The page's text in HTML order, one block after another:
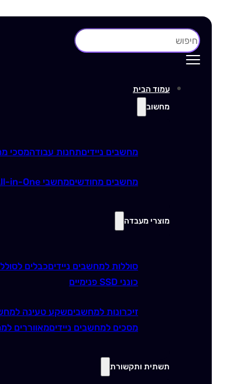
חיפוש
עמוד הבית
מחשוב
מחשבים ניידיםתחנות עבודהמסכי
מחשבים מחודשיםמחשבי All-in-One
מוצרי מעבדה
סוללות למחשבים ניידיםכבלים
כונני SSD פנימיים
זיכרונות למחשביםשקע טעינה
מסכים למחשבים ניידיםמאווררים
תשתית ותקשורת